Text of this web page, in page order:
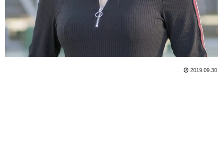
2019.09.30